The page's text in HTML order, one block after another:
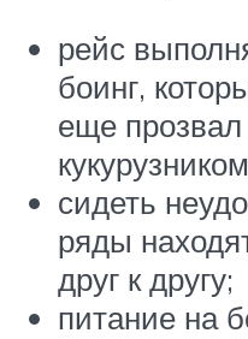
рейс
боинг,
еще
сидеть
ряды
друг к другу;
питание на